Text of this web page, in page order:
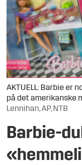
AKTUELL: Barbie er
på det amerikanske
Lennihan, AP, NTB
Barbie-